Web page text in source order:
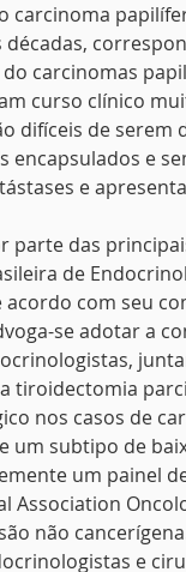
carcinomas
curso clínico
difíceis de
encapsulados e
e
das
de
com seu
se adotar a
tiroidectomia
nos casos de
um subtipo de
um painel
Association
não
e